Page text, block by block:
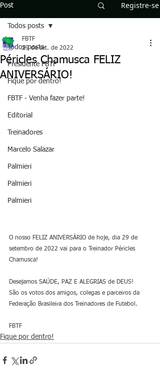
Post Registre-se
Todos posts
Presidente FBTF
Fique por dentro!
FBTF - Venha fazer parte!
Editorial
Treinadores
Marcelo Salazar
Palmieri
Palmieri
Palmieri
Todos posts
Péricles Chamusca FELIZ
ANIVERSÁRIO!
FBTF
29 de set. de 2022
O nosso FELIZ ANIVERSÁRIO de hoje, dia 29 de
setembro de 2022 vai para o Treinador Péricles
Chamusca!
Desejamos SAÚDE, PAZ E ALEGRIAS de DEUS!
São os votos dos amigos, colegas e parceiros da
Federação Brasileira dos Treinadores de Futebol.
FBTF
Fique por dentro!